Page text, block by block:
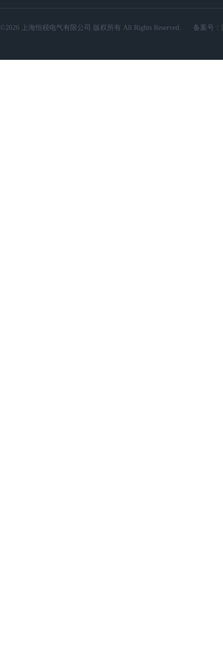
©2026 上海恒税电气有限公司 版权所有 All Rights Reserved. 备案号：